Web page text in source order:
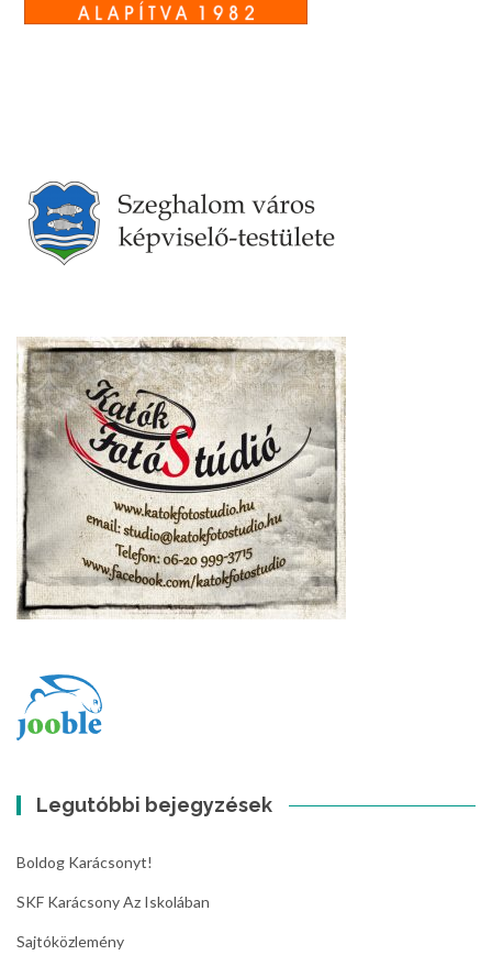
Legutóbbi bejegyzések
Boldog Karácsonyt!
SKF Karácsony Az Iskolában
Sajtóközlemény